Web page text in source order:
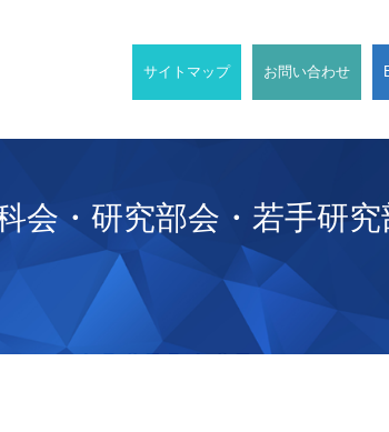
サイトマップ お問い合わせ
会・研究部会・若手研